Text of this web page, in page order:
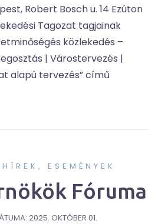
Robert Bosch u. 14 Ezúton
Tagozat tagjainak
közlekedés –
| Várostervezés |
alapú tervezés” című
ESEMÉNYEK
Fóruma
2025. OKTÓBER 01.